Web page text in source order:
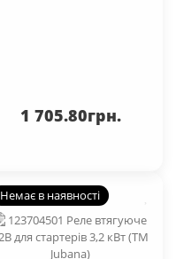
1 705.80грн.
Немає в наявності